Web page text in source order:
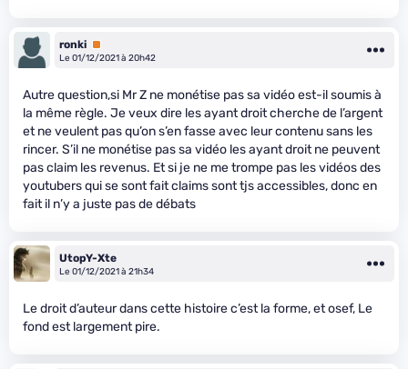
ronki Premium
Le 01/12/2021 à 20h42
Autre question,si Mr Z ne monétise pas sa vidéo est-il soumis à
la même règle. Je veux dire les ayant droit cherche de l’argent
et ne veulent pas qu’on s’en fasse avec leur contenu sans les
rincer. S’il ne monétise pas sa vidéo les ayant droit ne peuvent
pas claim les revenus. Et si je ne me trompe pas les vidéos des
youtubers qui se sont fait claims sont tjs accessibles, donc en
fait il n’y a juste pas de débats
UtopY-Xte
Le 01/12/2021 à 21h34
Le droit d’auteur dans cette histoire c’est la forme, et osef, Le
fond est largement pire.